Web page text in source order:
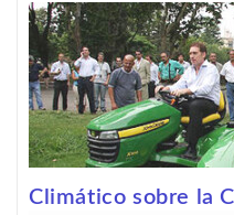
Climático sobre la